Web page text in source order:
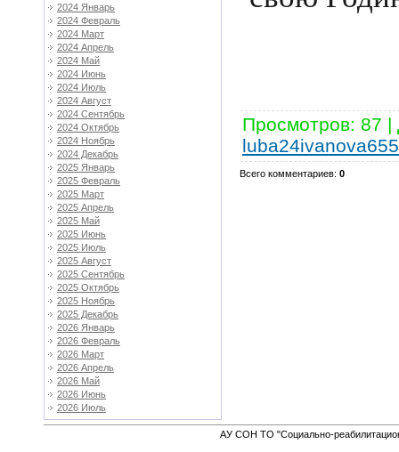
2024 Январь
2024 Февраль
2024 Март
2024 Апрель
2024 Май
2024 Июнь
2024 Июль
2024 Август
2024 Сентябрь
2024 Октябрь
2024 Ноябрь
2024 Декабрь
2025 Январь
2025 Февраль
2025 Март
2025 Апрель
2025 Май
2025 Июнь
2025 Июль
2025 Август
2025 Сентябрь
2025 Октябрь
2025 Ноябрь
2025 Декабрь
2026 Январь
2026 Февраль
2026 Март
2026 Апрель
2026 Май
2026 Июнь
2026 Июль
Просмотров: 87 |
Всего комментариев: 0
АУ СОН ТО "Социально-